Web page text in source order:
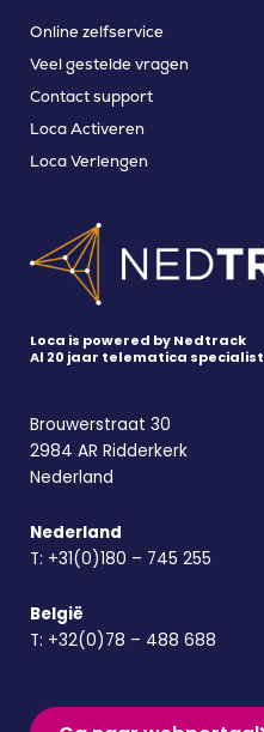
Online zelfservice
Veel gestelde vragen
Contact support
Loca Activeren
Loca Verlengen
Loca is powered by Nedtrack
Al 20 jaar telematica specialist
Brouwerstraat 30
2984 AR Ridderkerk
Nederland
Nederland
T: +31(0)180 – 745 255
België
T: +32(0)78 – 488 688